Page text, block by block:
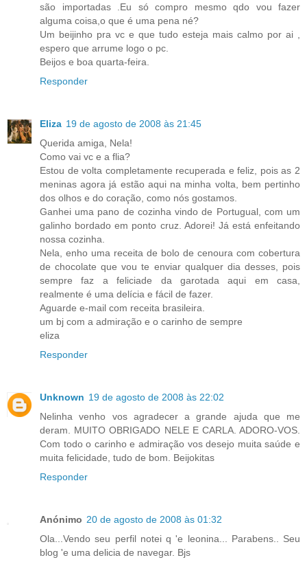
são importadas .Eu só compro mesmo qdo vou fazer
alguma coisa,o que é uma pena né?
Um beijinho pra vc e que tudo esteja mais calmo por ai ,
espero que arrume logo o pc.
Beijos e boa quarta-feira.
Responder
Eliza 19 de agosto de 2008 às 21:45
Querida amiga, Nela!
Como vai vc e a flia?
Estou de volta completamente recuperada e feliz, pois as 2
meninas agora já estão aqui na minha volta, bem pertinho
dos olhos e do coração, como nós gostamos.
Ganhei uma pano de cozinha vindo de Portugual, com um
galinho bordado em ponto cruz. Adorei! Já está enfeitando
nossa cozinha.
Nela, enho uma receita de bolo de cenoura com cobertura
de chocolate que vou te enviar qualquer dia desses, pois
sempre faz a feliciade da garotada aqui em casa,
realmente é uma delícia e fácil de fazer.
Aguarde e-mail com receita brasileira.
um bj com a admiração e o carinho de sempre
eliza
Responder
Unknown 19 de agosto de 2008 às 22:02
Nelinha venho vos agradecer a grande ajuda que me
deram. MUITO OBRIGADO NELE E CARLA. ADORO-VOS.
Com todo o carinho e admiração vos desejo muita saúde e
muita felicidade, tudo de bom. Beijokitas
Responder
Anónimo 20 de agosto de 2008 às 01:32
Ola...Vendo seu perfil notei q 'e leonina... Parabens.. Seu
blog 'e uma delicia de navegar. Bjs